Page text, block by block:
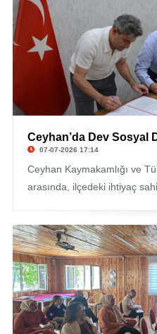
Ceyhan’da Dev Sosyal
07-07-2026 17:14
Ceyhan Kaymakamlığı ve
arasında, ilçedeki ihtiyaç